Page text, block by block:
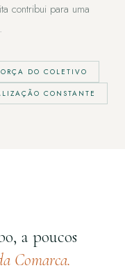
contribui para uma
DO COLETIVO
CONSTANTE
a poucos
Comarca.